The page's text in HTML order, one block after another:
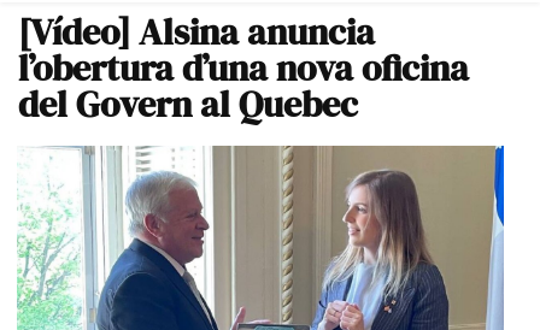
[Vídeo] Alsina anuncia
l’obertura d’una nova oficina
del Govern al Quebec